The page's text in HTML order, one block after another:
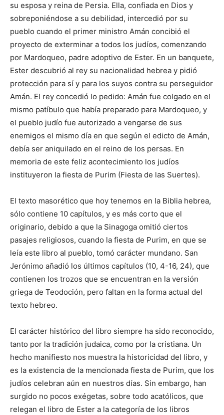
su esposa y reina de Persia. Ella, confiada en Dios y
sobreponiéndose a su debilidad, intercedió por su
pueblo cuando el primer ministro Amán concibió el
proyecto de exterminar a todos los judíos, comenzando
por Mardoqueo, padre adoptivo de Ester. En un banquete,
Ester descubrió al rey su nacionalidad hebrea y pidió
protección para sí y para los suyos contra su perseguidor
Amán. El rey concedió lo pedido: Amán fue colgado en el
mismo patíbulo que había preparado para Mardoqueo, y
el pueblo judío fue autorizado a vengarse de sus
enemigos el mismo día en que según el edicto de Amán,
debía ser aniquilado en el reino de los persas. En
memoria de este feliz acontecimiento los judíos
instituyeron la fiesta de Purim (Fiesta de las Suertes).
El texto masorético que hoy tenemos en la Biblia hebrea,
sólo contiene 10 capítulos, y es más corto que el
originario, debido a que la Sinagoga omitió ciertos
pasajes religiosos, cuando la fiesta de Purim, en que se
leía este libro al pueblo, tomó carácter mundano. San
Jerónimo añadió los últimos capítulos (10, 4-16, 24), que
contienen los trozos que se encuentran en la versión
griega de Teodoción, pero faltan en la forma actual del
texto hebreo.
El carácter histórico del libro siempre ha sido reconocido,
tanto por la tradición judaica, como por la cristiana. Un
hecho manifiesto nos muestra la historicidad del libro, y
es la existencia de la mencionada fiesta de Purim, que los
judíos celebran aún en nuestros días. Sin embargo, han
surgido no pocos exégetas, sobre todo acatólicos, que
relegan el libro de Ester a la categoría de los libros